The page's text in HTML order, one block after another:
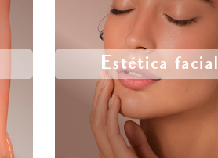
Estética facial